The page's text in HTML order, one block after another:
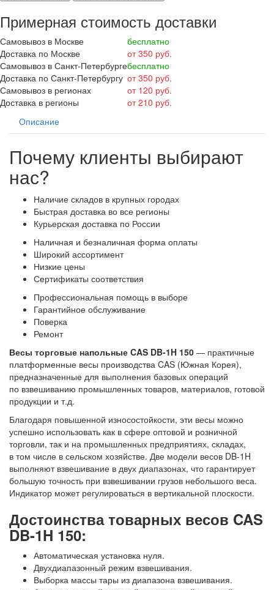
Примерная стоимость доставки
Самовывоз в Москве
бесплатно
Доставка по Москве
от 350 руб.
Самовывоз в Санкт-Петербургебесплатно
Доставка по Санкт-Петербургу от 350 руб.
Самовывоз в регионах
от 120 руб.
Доставка в регионы
от 210 руб.
Описание
Почему клиенты выбирают
нас?
Наличие складов в крупных городах
Быстрая доставка во все регионы
Курьерская доставка по России
Наличная и безналичная форма оплаты
Широкий ассортимент
Низкие цены
Сертификаты соответствия
Профессиональная помощь в выборе
Гарантийное обслуживание
Поверка
Ремонт
Весы торговые напольные CAS DB-1H 150 — практичные
платформенные весы производства CAS (Южная Корея),
предназначенные для выполнения базовых операций
по взвешиванию промышленных товаров, материалов, готовой
продукции и т.д.
Благодаря повышенной износостойкости, эти весы можно
успешно использовать как в сфере оптовой и розничной
торговли, так и на промышленных предприятиях, складах,
в том числе в сельском хозяйстве. Две модели весов DB-1H
выполняют взвешивание в двух диапазонах, что гарантирует
большую точность при взвешивании грузов небольшого веса.
Индикатор может регулироваться в вертикальной плоскости.
Достоинства товарных весов CAS
DB-1H 150:
Автоматическая установка нуля.
Двухдиапазонный режим взвешивания.
Выборка массы тары из диапазона взвешивания.